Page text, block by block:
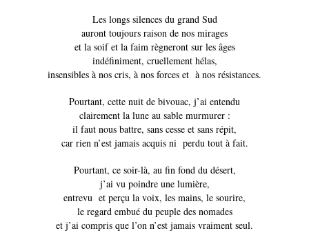
Les longs silences du grand Sud
auront toujours raison de nos mirages
et la soif et la faim règneront sur les âges
indéfiniment, cruellement hélas,
insensibles à nos cris, à nos forces et à nos résistances.
Pourtant, cette nuit de bivouac, j’ai entendu
clairement la lune au sable murmurer :
il faut nous battre, sans cesse et sans répit,
car rien n’est jamais acquis ni perdu tout à fait.
Pourtant, ce soir-là, au fin fond du désert,
j’ai vu poindre une lumière,
entrevu et perçu la voix, les mains, le sourire,
le regard embué du peuple des nomades
et j’ai compris que l’on n’est jamais vraiment seul.